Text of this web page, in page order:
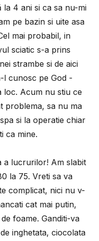
4 ani si ca sa nu-mi
pe bazin si uite asa
mai probabil, in
sciatic s-a prins
strambe si de aici
l cunosc pe God -
loc. Acum nu stiu ce
problema, sa nu ma
si la operatie chiar
ca mine.
a lucrurilor! Am slabit
la 75. Vreti sa va
complicat, nici nu v-
cat mai putin,
foame. Ganditi-va
inghetata, ciocolata